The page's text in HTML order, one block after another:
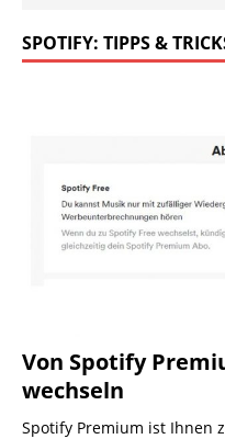
SPOTIFY: TIPPS &
Von Spotify
wechseln
Spotify Premium ist Ihnen